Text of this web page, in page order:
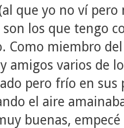
que yo no ví
son los que tengo
Como miembro
amigos varios de
pero frío en
el aire
buenas,